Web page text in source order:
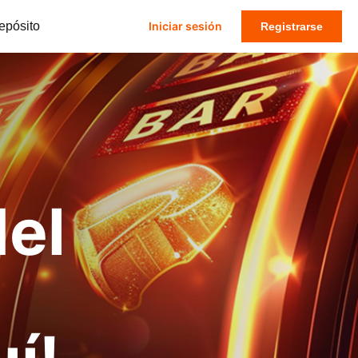
Iniciar sesión Registrarse